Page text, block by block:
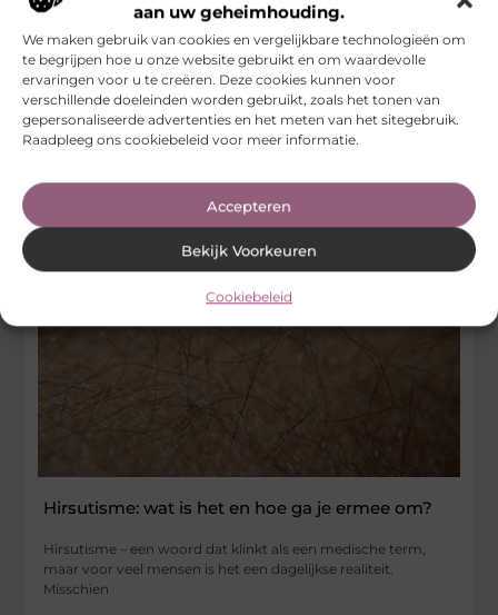
aan uw geheimhouding.
We maken gebruik van cookies en vergelijkbare technologieën om
te begrijpen hoe u onze website gebruikt en om waardevolle
ervaringen voor u te creëren. Deze cookies kunnen voor
verschillende doeleinden worden gebruikt, zoals het tonen van
gepersonaliseerde advertenties en het meten van het sitegebruik.
Raadpleeg ons cookiebeleid voor meer informatie.
Accepteren
Bekijk Voorkeuren
Cookiebeleid
Botox zones: wat zijn ze en welke zones zijn er?
Een ‘Botox zone’ is gewoon een bepaald deel van je gezicht
waar ze botox inspuiten om rimpels minder te maken
...
Beauty En Verzorging
Hirsutisme: wat is het en hoe ga je ermee om?
Hirsutisme – een woord dat klinkt als een medische term,
maar voor veel mensen is het een dagelijkse realiteit.
Misschien